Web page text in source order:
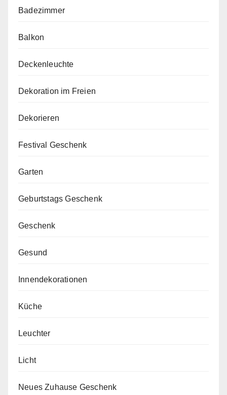
Badezimmer
Balkon
Deckenleuchte
Dekoration im Freien
Dekorieren
Festival Geschenk
Garten
Geburtstags Geschenk
Geschenk
Gesund
Innendekorationen
Küche
Leuchter
Licht
Neues Zuhause Geschenk